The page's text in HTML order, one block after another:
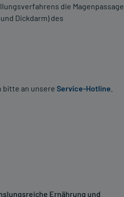
die Magenpassage
Dickdarm) des
bitte an unsere Service-Hotline
Ernährung und